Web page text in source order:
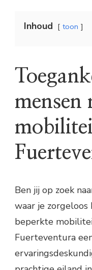
Inhoud toon
mensen
Ben jij op zoek
waar je
beperkte
Fuerteventura